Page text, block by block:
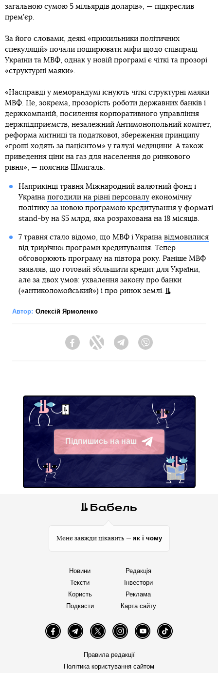
загальною сумою 5 мільярдів доларів», — підкреслив
прем’єр.
За його словами, деякі «прихильники політичних
спекуляцій» почали поширювати міфи щодо співпраці
України та МВФ, однак у новій програмі є чіткі та прозорі
«структурні маяки».
«Насправді у меморандумі існують чіткі структурні маяки
МВФ. Це, зокрема, прозорість роботи державних банків і
держкомпаній, посилення корпоративного управління
держпідприємств, незалежний Антимонопольний комітет,
реформа митниці та податкової, збереження принципу
«гроші ходять за пацієнтом» у галузі медицини. А також
приведення ціни на газ для населення до ринкового
рівня», — пояснив Шмигаль.
Наприкінці травня Міжнародний валютний фонд і
Україна погодили на рівні персоналуекономічну
політику за новою програмою кредитування у форматі
stand-by на $5 млрд, яка розрахована на 18 місяців.
7 травня стало відомо, що МВФ і Україна відмовилися
від трирічної програми кредитування. Тепер
обговорюють програму на півтора року. Раніше МВФ
заявляв, що готовий збільшити кредит для України,
але за двох умов: ухвалення закону про банки
(«антиколомойський») і про ринок землі.
Автор: Олексій Ярмоленко
FacebookTwitter Telegram
Підпишись на наш
Telegram
Мене завжди цікавить — як і чому
Новини
Тексти
Користь
Подкасти
Редакція
Інвестори
Реклама
Карта сайту
FacebookTelegramTwitter InstagramYouTube TikTok
Правила редакції
Політика користування сайтом